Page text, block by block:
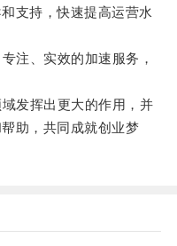
支持，快速提高运营水
、实效的加速服务，
发挥出更大的作用，并
助，共同成就创业梦